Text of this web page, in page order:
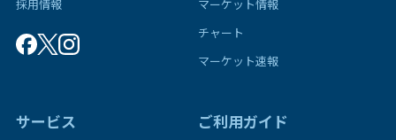
採用情報
マーケット情報
チャート
マーケット速報
サービス ご利用ガイド